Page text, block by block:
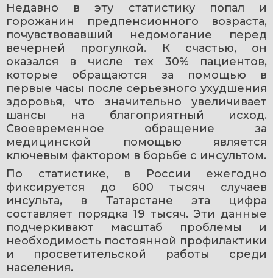
Недавно в эту статистику попал и
горожанин предпенсионного возраста,
почувствовавший недомогание перед
вечерней прогулкой. К счастью, он
оказался в числе тех 30% пациентов,
которые обращаются за помощью в
первые часы после серьезного ухудшения
здоровья, что значительно увеличивает
шансы на благоприятный исход.
Своевременное обращение за
медицинской помощью является
ключевым фактором в борьбе с инсультом.
По статистике, в России ежегодно
фиксируется до 600 тысяч случаев
инсульта, в Татарстане эта цифра
составляет порядка 19 тысяч. Эти данные
подчеркивают масштаб проблемы и
необходимость постоянной профилактики
и просветительской работы среди
населения.